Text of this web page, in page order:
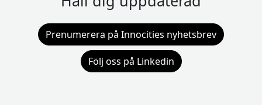
Prenumerera på Innocities nyhetsbrev
Följ oss på Linkedin